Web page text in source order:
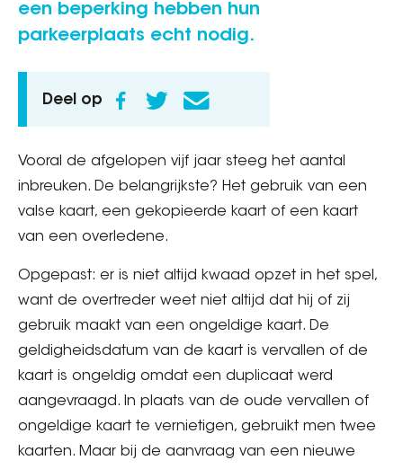
een beperking hebben hun
parkeerplaats echt nodig.
Deel op
Vooral de afgelopen vijf jaar steeg het aantal
inbreuken. De belangrijkste? Het gebruik van een
valse kaart, een gekopieerde kaart of een kaart
van een overledene.
Opgepast: er is niet altijd kwaad opzet in het spel,
want de overtreder weet niet altijd dat hij of zij
gebruik maakt van een ongeldige kaart. De
geldigheidsdatum van de kaart is vervallen of de
kaart is ongeldig omdat een duplicaat werd
aangevraagd. In plaats van de oude vervallen of
ongeldige kaart te vernietigen, gebruikt men twee
kaarten. Maar bij de aanvraag van een nieuwe